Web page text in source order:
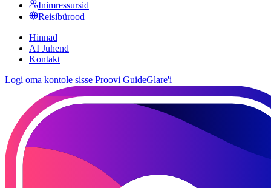
Inimressursid
Reisibürood
Hinnad
AI Juhend
Kontakt
Logi oma kontole sisse Proovi GuideGlare'i